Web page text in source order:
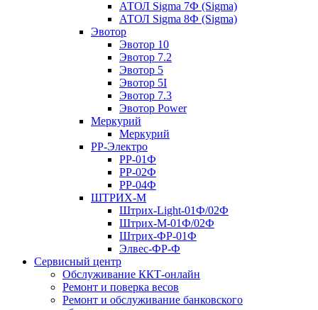
АТОЛ Sigma 7Ф (Sigma)
АТОЛ Sigma 8Ф (Sigma)
Эвотор
Эвотор 10
Эвотор 7.2
Эвотор 5
Эвотор 5I
Эвотор 7.3
Эвотор Power
Меркурий
Меркурий
РР-Электро
РР-01Ф
РР-02Ф
РР-04Ф
ШТРИХ-М
Штрих-Light-01Ф/02Ф
Штрих-М-01Ф/02Ф
Штрих-ФР-01Ф
Элвес-ФР-Ф
Сервисный центр
Обслуживание ККТ-онлайн
Ремонт и поверка весов
Ремонт и обслуживание банковского